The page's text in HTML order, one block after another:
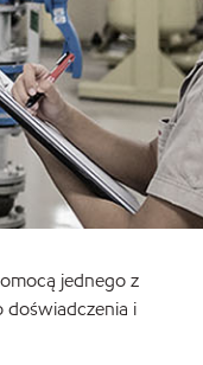
jednego z
doświadczenia i